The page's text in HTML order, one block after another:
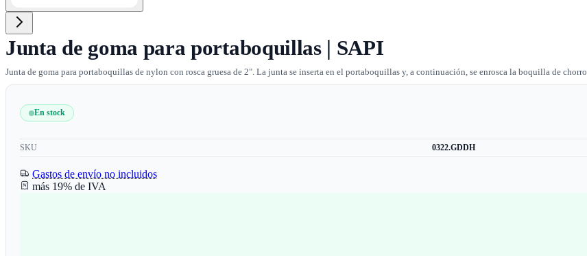
Junta de goma para portaboquillas | SAPI
Junta de goma para portaboquillas de nylon con rosca gruesa de 2". La junta se inserta en el portaboquillas y, a continuación, se enrosca la boquilla de chorro.
En stock
SKU 0322.GDDH
Gastos de envío no incluidos
más 19% de IVA